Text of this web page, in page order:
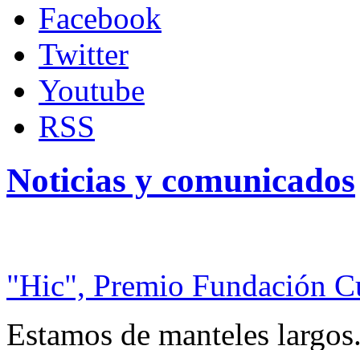
Facebook
Twitter
Youtube
RSS
Noticias y comunicados
"Hic", Premio Fundación
Estamos de manteles